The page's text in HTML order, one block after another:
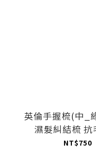
英倫手握梳(中_
濕髮糾結梳 抗
NT$750